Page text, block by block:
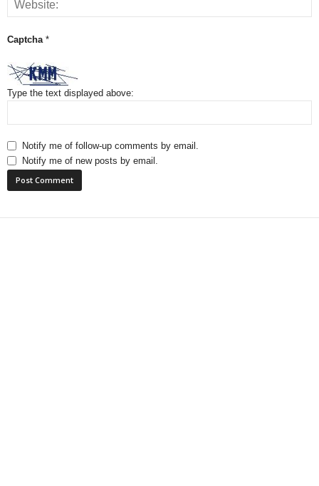
Captcha *
Type the text displayed above:
Notify me of follow-up comments by email.
Notify me of new posts by email.